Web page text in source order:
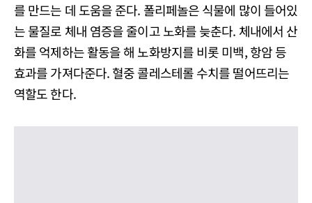
를 만드는 데 도움을 준다. 폴리페놀은 식물에 많이 들어있
는 물질로 체내 염증을 줄이고 노화를 늦춘다. 체내에서 산
화를 억제하는 활동을 해 노화방지를 비롯 미백, 항암 등
효과를 가져다준다. 혈중 콜레스테롤 수치를 떨어뜨리는
역할도 한다.